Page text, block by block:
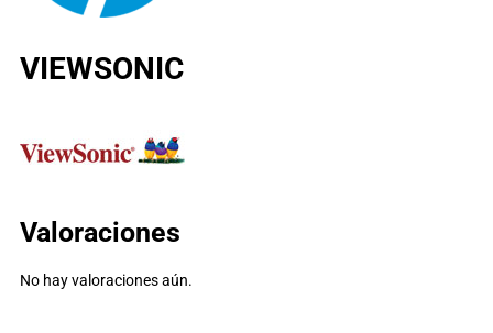
VIEWSONIC
Valoraciones
No hay valoraciones aún.